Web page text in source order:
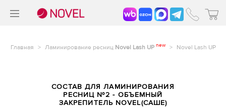
Главная > Ламинирование ресниц Novel Lash UP new > Novel Lash UP
СОСТАВ ДЛЯ ЛАМИНИРОВАНИЯ
РЕСНИЦ №2 - ОБЪЕМНЫЙ
ЗАКРЕПИТЕЛЬ NOVEL(САШЕ)